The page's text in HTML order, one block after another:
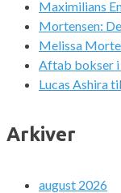
Maximilians
Mortensen:
Melissa
Aftab bokser i
Lucas Ashira
Arkiver
august 2026